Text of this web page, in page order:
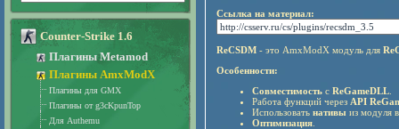
Ссылка на материал:
ReCSDM - это AmxModX модуль для
Особенности:
Совместимость с ReGameDLL
Работа функций через API
Использовать нативы из модуля
Оптимизация
Counter-Strike 1.6
Плагины Metamod
Плагины AmxModX
Плагины для GMX
Плагины от g3cKpunTop
Для Authemu